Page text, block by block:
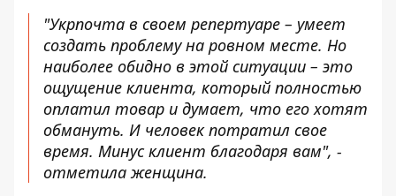
"Укрпочта в своем репертуаре – умеет
создать проблему на ровном месте. Но
наиболее обидно в этой ситуации – это
ощущение клиента, который полностью
оплатил товар и думает, что его хотят
обмануть. И человек потратил свое
время. Минус клиент благодаря вам", -
отметила женщина.